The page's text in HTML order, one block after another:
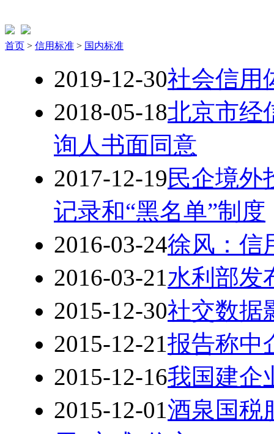
首页 > 信用标准 > 国内标准
2019-12-30社会信用
2018-05-18北京市经
询人书面同意
2017-12-19民企境外
记录和“黑名单”制度
2016-03-24徐风：信
2016-03-21水利部发
2015-12-30社交数据
2015-12-21报告称中
2015-12-16我国建企
2015-12-01酒泉国税